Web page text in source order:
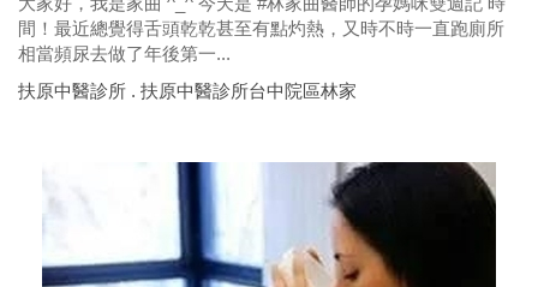
間！最近總覺得舌頭乾乾甚至有點灼熱，又時不時一直跑廁所
相當頻尿去做了年後第一...
扶原中醫診所 . 扶原中醫診所台中院區林家